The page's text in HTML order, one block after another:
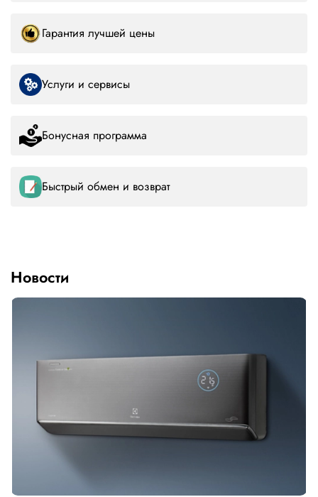
Гарантия лучшей цены
Услуги и сервисы
Бонусная программа
Быстрый обмен и возврат
Новости